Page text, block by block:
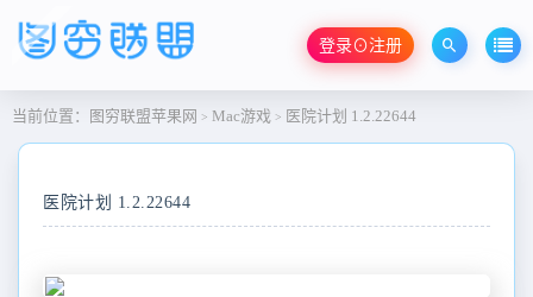
登录⊙注册
当前位置： 图穷联盟苹果网 > Mac游戏 > 医院计划 1.2.22644
医院计划 1.2.22644